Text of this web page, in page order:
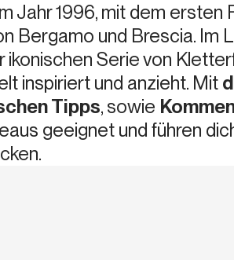
Jahr 1996, mit dem ersten
Bergamo und Brescia. Im
ikonischen Serie von
inspiriert und anzieht. Mit
Tipps, sowie
geeignet und führen